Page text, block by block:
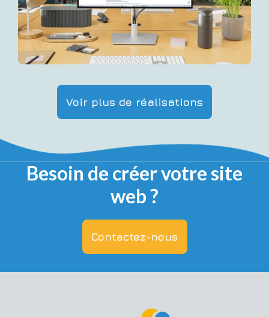
Voir plus de réalisations
Besoin de créer votre site
web ?
Contactez-nous